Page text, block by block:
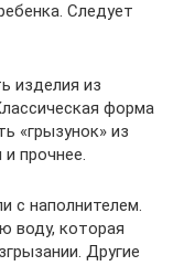
Следует
изделия из
форма
«грызунок» из
прочнее.
с наполнителем.
воду, которая
Другие